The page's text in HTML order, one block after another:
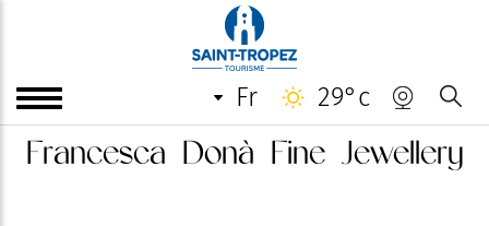
fr 29°c
Francesca Donà Fine Jewellery